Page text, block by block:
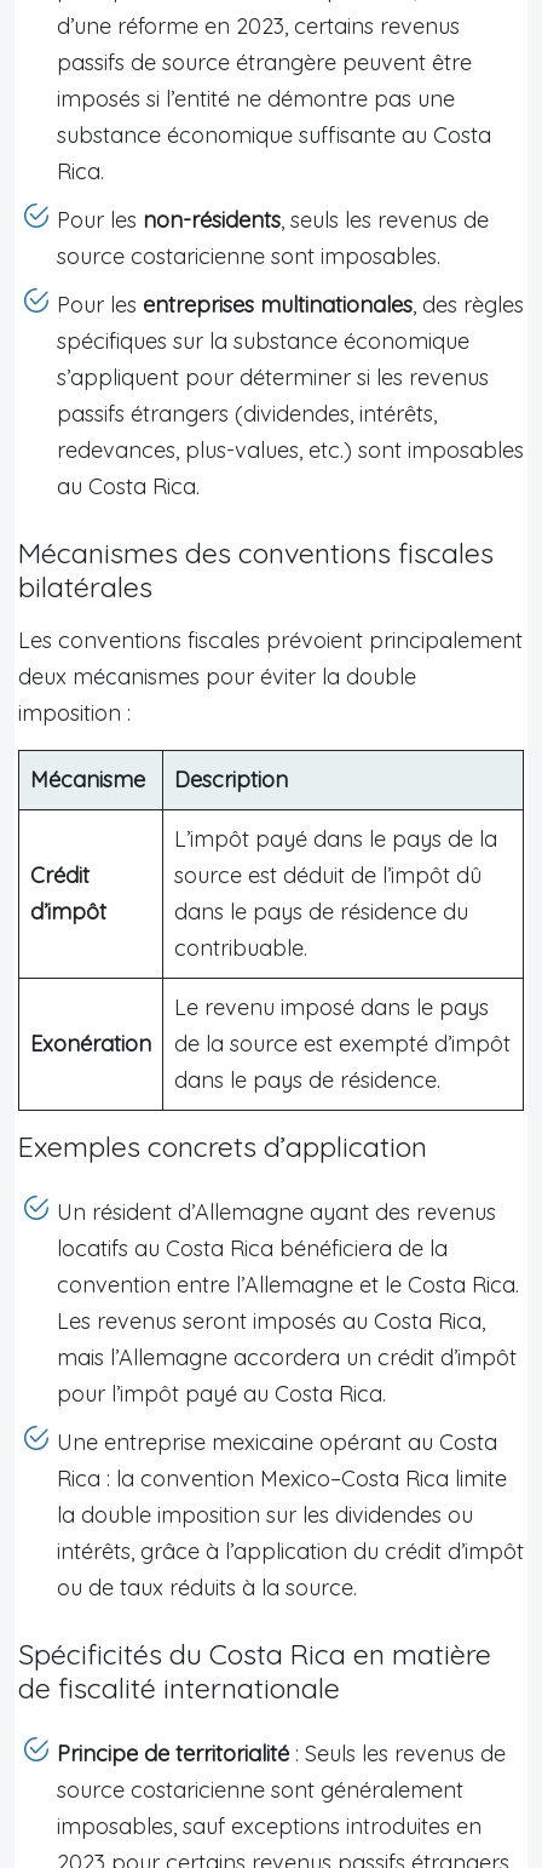
d’une réforme en 2023, certains revenus
passifs de source étrangère peuvent être
imposés si l’entité ne démontre pas une
substance économique suffisante au Costa
Rica.
Pour les non-résidents, seuls les revenus de
source costaricienne sont imposables.
Pour les entreprises multinationales, des règles
spécifiques sur la substance économique
s’appliquent pour déterminer si les revenus
passifs étrangers (dividendes, intérêts,
redevances, plus-values, etc.) sont imposables
au Costa Rica.
Mécanismes des conventions fiscales
bilatérales
Les conventions fiscales prévoient principalement
deux mécanismes pour éviter la double
imposition :
Mécanisme Description
Crédit
d’impôt
L’impôt payé dans le pays de la
source est déduit de l’impôt dû
dans le pays de résidence du
contribuable.
Exonération
Le revenu imposé dans le pays
de la source est exempté d’impôt
dans le pays de résidence.
Exemples concrets d’application
Un résident d’Allemagne ayant des revenus
locatifs au Costa Rica bénéficiera de la
convention entre l’Allemagne et le Costa Rica.
Les revenus seront imposés au Costa Rica,
mais l’Allemagne accordera un crédit d’impôt
pour l’impôt payé au Costa Rica.
Une entreprise mexicaine opérant au Costa
Rica : la convention Mexico–Costa Rica limite
la double imposition sur les dividendes ou
intérêts, grâce à l’application du crédit d’impôt
ou de taux réduits à la source.
Spécificités du Costa Rica en matière
de fiscalité internationale
Principe de territorialité : Seuls les revenus de
source costaricienne sont généralement
imposables, sauf exceptions introduites en
2023 pour certains revenus passifs étrangers